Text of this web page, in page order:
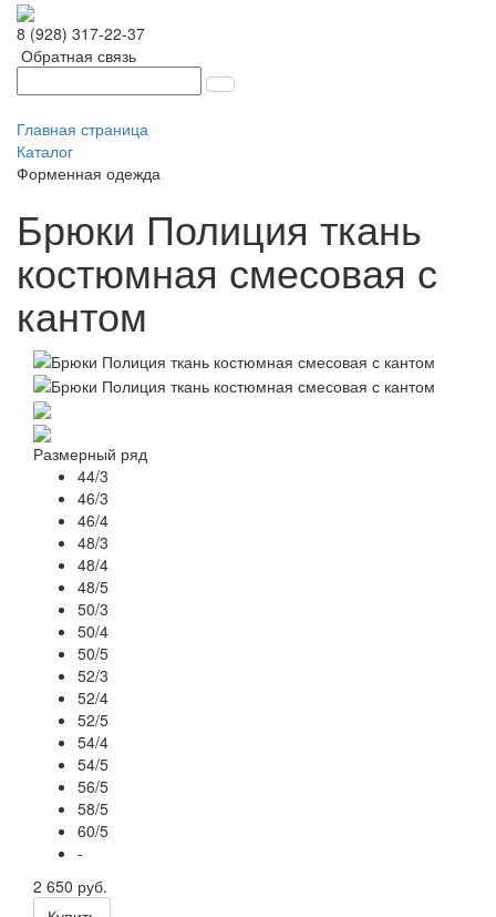
8 (928) 317-22-37
Обратная связь
Главная страница
Каталог
Форменная одежда
Брюки Полиция ткань
костюмная смесовая с
кантом
Размерный ряд
44/3
46/3
46/4
48/3
48/4
48/5
50/3
50/4
50/5
52/3
52/4
52/5
54/4
54/5
56/5
58/5
60/5
-
2 650 руб.